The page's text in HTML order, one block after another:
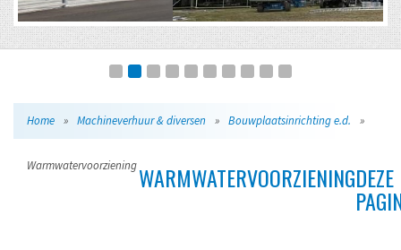
Home » Machineverhuur & diversen » Bouwplaatsinrichting e.d. »
WarmwatervoorzieningWARMWATERVOORZIENINGDEZE